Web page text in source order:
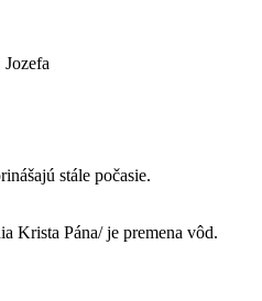
Jozefa
stále počasie.
Krista Pána/ je premena vôd.